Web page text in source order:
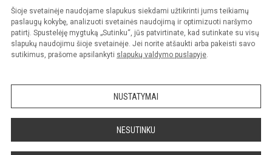
Šioje svetainėje naudojame slapukus siekdami užtikrinti jums teikiamų
paslaugų kokybę, analizuoti svetainės naudojimą ir optimizuoti naršymo
patirtį. Spustelėję mygtuką „Sutinku“, jūs patvirtinate, kad sutinkate su visų
slapukų naudojimu šioje svetainėje. Jei norite atšaukti arba pakeisti savo
sutikimus, prašome apsilankyti slapukų valdymo puslapyje.
NUSTATYMAI
NESUTINKU
© 2024. Vilniaus Jeruzalės progimnazija. Visos teisės saugomos.
Kopijuoti turinį be raštiško gimnazijos sutikimo griežtai draudžiama.
Prieinamumo paraiška Slapukų valdymas
Sumanus būdas atnaujinti